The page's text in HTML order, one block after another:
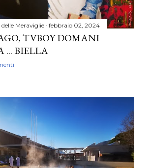
delle Meraviglie febbraio 02, 2024
TVBOY DOMANI
... BIELLA